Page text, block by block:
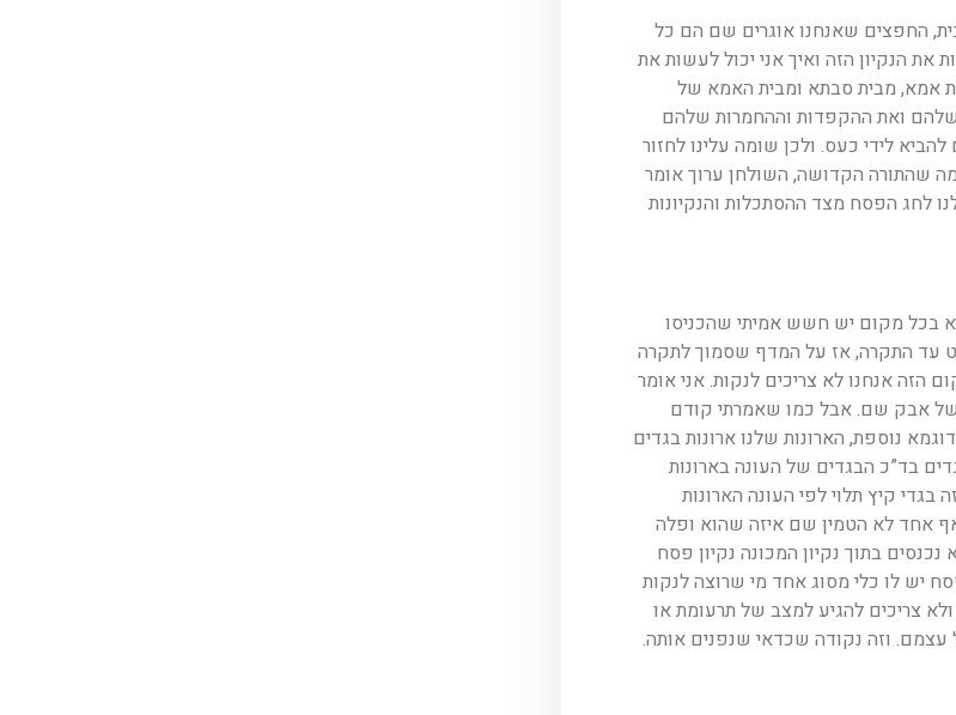
חדרים והדברים שיש לנו בבית, החפצים שאנחנו אוגרים שם הם כל
הנקיון הזה ואיך אני יכול לעשות את
אמא, מבית סבתא ומבית האמא של
שלהם ואת ההקפדות וההחמרות שלהם
לידי כעס. ולכן שומה עלינו לחזור
שהתורה הקדושה, השולחן ערוך אומר
לחג הפסח מצד ההסתכלות והנקיונות
בכל מקום יש חשש אמיתי שהכניסו
עד התקרה, אז על המדף שסמוך לתקרה
אנחנו לא צריכים לנקות. אני אומר
של אבק שם. אבל כמו שאמרתי קודם
נוספת, הארונות שלנו ארונות בגדים
בד”כ הבגדים של העונה בארונות
קיץ תלוי לפי העונה הארונות
אחד לא הטמין שם איזה שהוא ופלה
בתוך נקיון המכונה נקיון פסח
יש לו כלי מסוג אחד מי שרוצה לנקות
צריכים להגיע למצב של תרעומת או
וזה נקודה שכדאי שנפנים אותה.